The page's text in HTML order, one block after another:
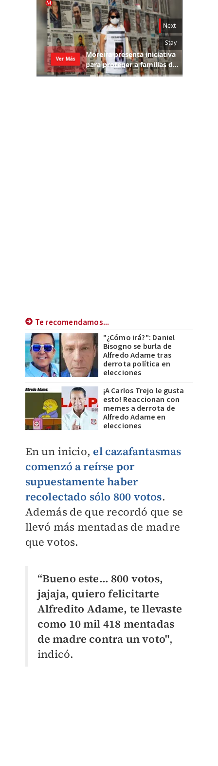
Te recomendamos...
"¿Cómo irá?": Daniel
Bisogno se burla de
Alfredo Adame tras
derrota política en
elecciones
¡A Carlos Trejo le gusta
esto! Reaccionan con
memes a derrota de
Alfredo Adame en
elecciones
En un inicio, el cazafantasmas
comenzó a reírse por
supuestamente haber
recolectado sólo 800 votos.
Además de que recordó que se
llevó más mentadas de madre
que votos.
“Bueno este… 800 votos,
jajaja, quiero felicitarte
Alfredito Adame, te llevaste
como 10 mil 418 mentadas
de madre contra un voto",
indicó.